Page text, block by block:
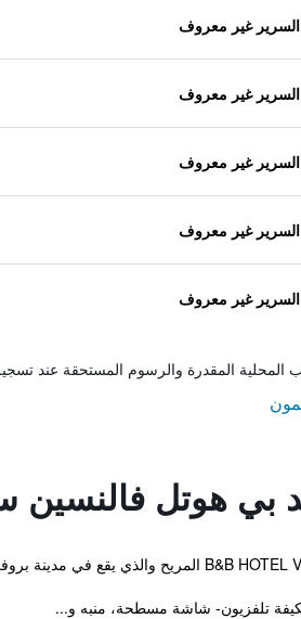
المقدرة والرسوم المستحقة عند
بي هوتل فالنسين
تلفزيون- شاشة مسطحة، منبه و...